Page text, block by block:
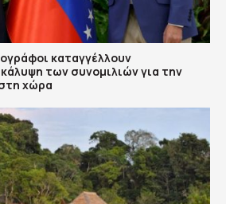
καταγγέλλουν
των συνομιλιών για την
χώρα